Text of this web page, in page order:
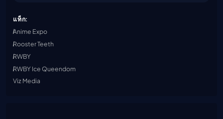
แท็ก:
Anime Expo
Rooster Teeth
RWBY
RWBY Ice Queendom
Viz Media